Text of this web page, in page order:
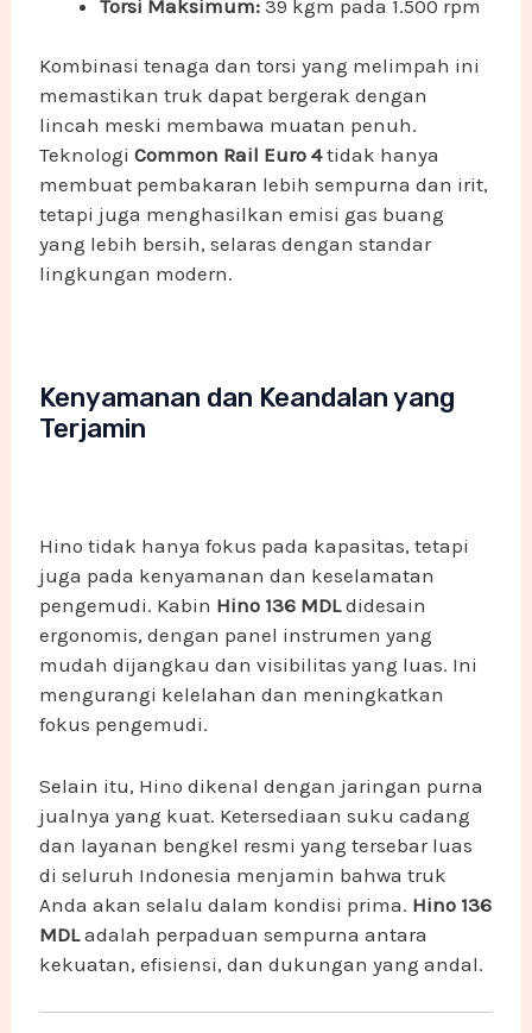
Torsi Maksimum: 39 kgm pada 1.500 rpm
Kombinasi tenaga dan torsi yang melimpah ini
memastikan truk dapat bergerak dengan
lincah meski membawa muatan penuh.
TeknologiCommon Rail Euro 4tidak hanya
membuat pembakaran lebih sempurna dan irit,
tetapi juga menghasilkan emisi gas buang
yang lebih bersih, selaras dengan standar
lingkungan modern.
Kenyamanan dan Keandalan yang
Terjamin
Hino tidak hanya fokus pada kapasitas, tetapi
juga pada kenyamanan dan keselamatan
pengemudi. Kabin Hino 136 MDLdidesain
ergonomis, dengan panel instrumen yang
mudah dijangkau dan visibilitas yang luas. Ini
mengurangi kelelahan dan meningkatkan
fokus pengemudi.
Selain itu, Hino dikenal dengan jaringan purna
jualnya yang kuat. Ketersediaan suku cadang
dan layanan bengkel resmi yang tersebar luas
di seluruh Indonesia menjamin bahwa truk
Anda akan selalu dalam kondisi prima. Hino 136
MDLadalah perpaduan sempurna antara
kekuatan, efisiensi, dan dukungan yang andal.